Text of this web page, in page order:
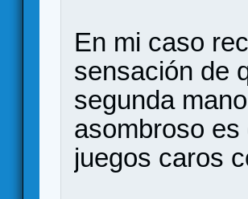
En mi caso
sensación de
segunda
asombroso
juegos caros